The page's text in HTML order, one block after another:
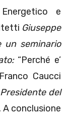
e
Giuseppe
un seminario
“Perché e’
Caucci
del
A conclusione